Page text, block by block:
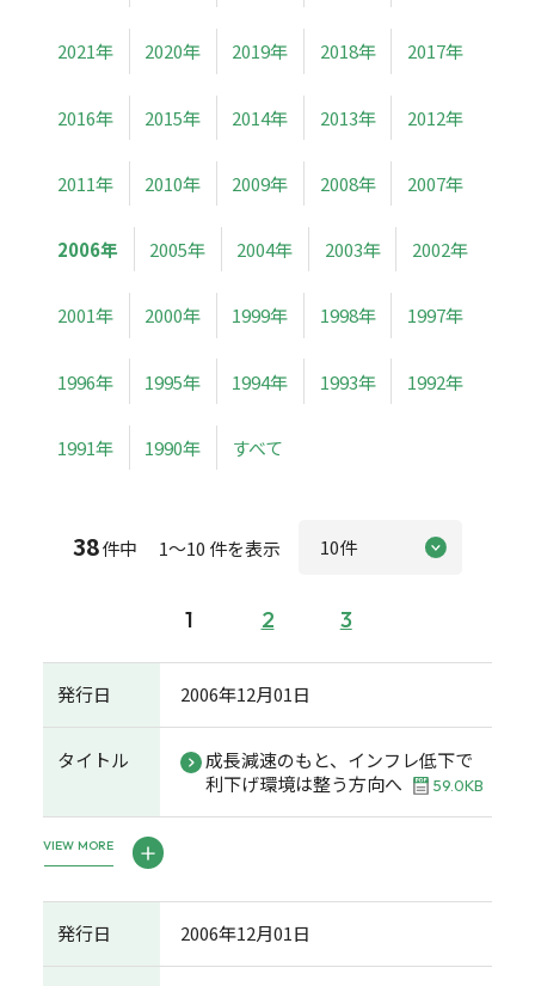
2021年 2020年 2019年 2018年 2017年
2016年 2015年 2014年 2013年 2012年
2011年 2010年 2009年 2008年 2007年
2006年 2005年 2004年 2003年 2002年
2001年 2000年 1999年 1998年 1997年
1996年 1995年 1994年 1993年 1992年
1991年 1990年 すべて
38件中 1～10 件を表示
1 2 3
発行日 2006年12月01日
タイトル
成長減速のもと、インフレ低下で
利下げ環境は整う方向へ
59.0KB
VIEW MORE
発行日 2006年12月01日